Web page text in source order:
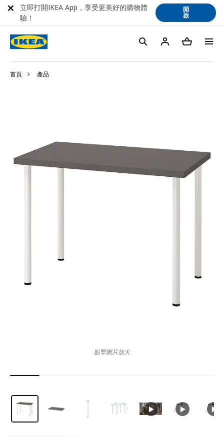
首頁 產品
點擊圖片放大
立即打開IKEA App，享受更美好的購物體
驗！
開
啟